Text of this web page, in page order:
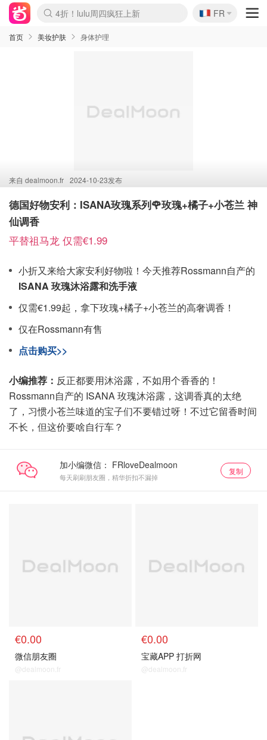
Boticinal 夏促开抢！
4折！lulu周四疯狂上新
还没结束！&OtherStories大促
Joybuy变相75折 随时失效
速领！Stanley独家85折
疑似霸哥！Camper额外叠85折
Zalando 奥莱闪促！每日更新
Moncler反季囤！5折起+叠9折
Coach Brooklyn仅€192
🇫🇷
FR
首页 美妆护肤 身体护理
来自 dealmoon.fr 2024-10-23发布
德国好物安利：ISANA玫瑰系列🌹玫瑰+橘子+小苍兰 神
仙调香
平替祖马龙 仅需€1.99
小折又来给大家安利好物啦！今天推荐Rossmann自产的
ISANA 玫瑰沐浴露和洗手液
仅需€1.99起，拿下玫瑰+橘子+小苍兰的高奢调香！
仅在Rossmann有售
点击购买>>
小编推荐： 反正都要用沐浴露，不如用个香香的！
Rossmann自产的 ISANA 玫瑰沐浴露，这调香真的太绝
了，习惯小苍兰味道的宝子们不要错过呀！不过它留香时间
不长，但这价要啥自行车？
加小编微信：
每天刷刷朋友圈，精华折扣不漏掉
复制
€0.00
微信朋友圈
@dealmoon.fr
€0.00
宝藏APP 打折网
@dealmoon.fr